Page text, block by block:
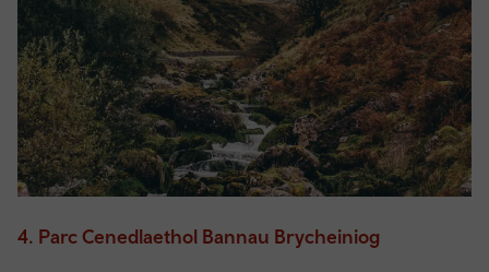
4. Parc Cenedlaethol Bannau Brycheiniog